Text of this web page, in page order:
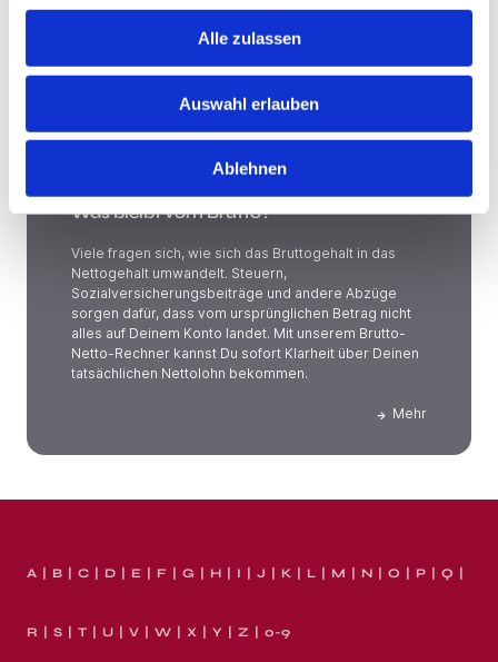
Alle zulassen
Auswahl erlauben
Ablehnen
Was bleibt vom Brutto?
Viele fragen sich, wie sich das Bruttogehalt in das
Nettogehalt umwandelt. Steuern,
Sozialversicherungsbeiträge und andere Abzüge
sorgen dafür, dass vom ursprünglichen Betrag nicht
alles auf Deinem Konto landet. Mit unserem Brutto-
Netto-Rechner kannst Du sofort Klarheit über Deinen
tatsächlichen Nettolohn bekommen.
Mehr
Was bleibt vom Brutto?
A B C D E F G H I J K L M N O P Q
R S T U V W X Y Z 0-9